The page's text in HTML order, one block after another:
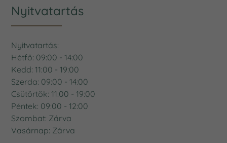
Nyitvatartás
Nyitvatartás:
Hétfő: 09:00 - 14:00
Kedd: 11:00 - 19:00
Szerda: 09:00 - 14:00
Csütörtök: 11:00 - 19:00
Péntek: 09:00 - 12:00
Szombat: Zárva
Vasárnap: Zárva